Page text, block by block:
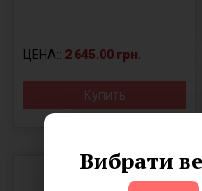
Вибрати
ЦЕНА:: 2 645.00 грн.
Купить